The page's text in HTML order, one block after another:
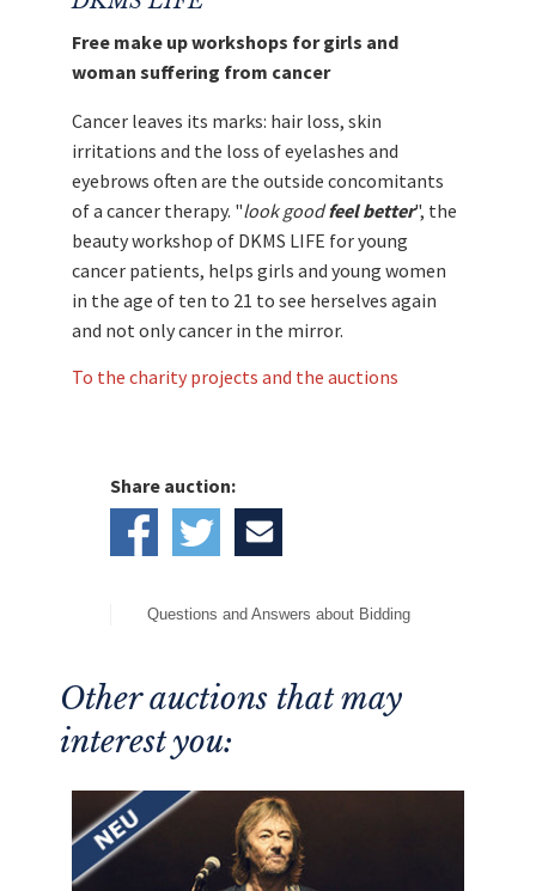
Free make up workshops for girls and
woman suffering from cancer
Cancer leaves its marks: hair loss, skin
irritations and the loss of eyelashes and
eyebrows often are the outside concomitants
of a cancer therapy. "look goodfeel better", the
beauty workshop of DKMS LIFE for young
cancer patients, helps girls and young women
in the age of ten to 21 to see herselves again
and not only cancer in the mirror.
To the charity projects and the auctions
Share auction:
Questions and Answers about Bidding
Other auctions that may
interest you: